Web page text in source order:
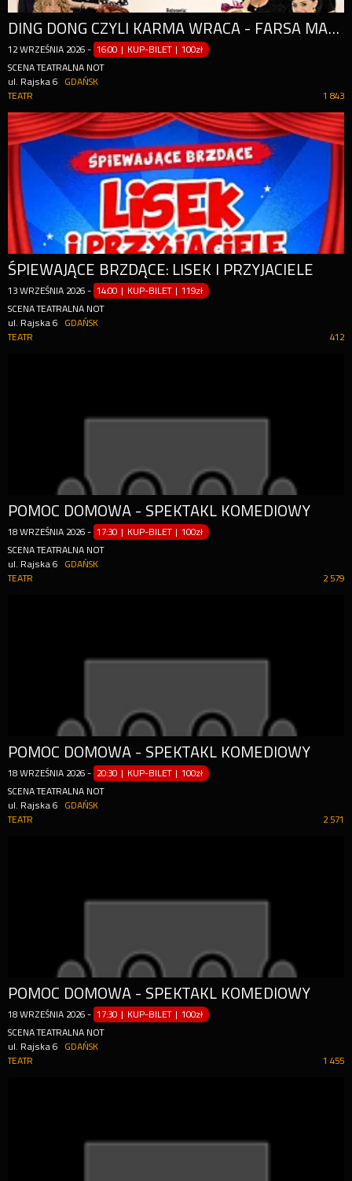
DING DONG CZYLI KARMA WRACA - FARSA MAŁŻEŃSKA Z REWANŻEM!
12 WRZEŚNIA 2026 - 16:00 | KUP-BILET |100zł
SCENA TEATRALNA NOT
ul. Rajska 6
GDAŃSK
1 843
TEATR
ŚPIEWAJĄCE BRZDĄCE: LISEK I PRZYJACIELE
13 WRZEŚNIA 2026 - 14:00 | KUP-BILET |119zł
SCENA TEATRALNA NOT
ul. Rajska 6
GDAŃSK
412
TEATR
POMOC DOMOWA - SPEKTAKL KOMEDIOWY
18 WRZEŚNIA 2026 - 17:30 | KUP-BILET |100zł
SCENA TEATRALNA NOT
ul. Rajska 6
GDAŃSK
2 579
TEATR
POMOC DOMOWA - SPEKTAKL KOMEDIOWY
18 WRZEŚNIA 2026 - 20:30 | KUP-BILET |100zł
SCENA TEATRALNA NOT
ul. Rajska 6
GDAŃSK
2 571
TEATR
POMOC DOMOWA - SPEKTAKL KOMEDIOWY
18 WRZEŚNIA 2026 - 17:30 | KUP-BILET |100zł
SCENA TEATRALNA NOT
ul. Rajska 6
GDAŃSK
1 455
TEATR